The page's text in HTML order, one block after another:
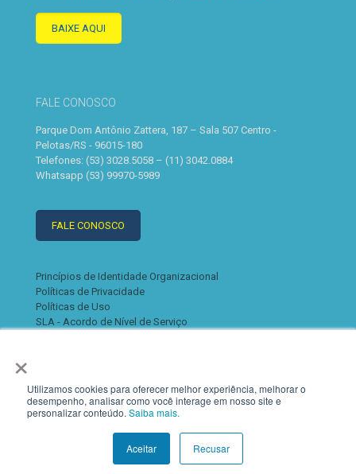
×
Utilizamos cookies para oferecer melhor experiência, melhorar o
desempenho, analisar como você interage em nosso site e
personalizar conteúdo. Saiba mais.
Aceitar Recusar
BAIXE AQUI
FALE CONOSCO
Parque Dom Antônio Zattera, 187 – Sala 507 Centro -
Pelotas/RS - 96015-180
Telefones: (53) 3028.5058 – (11) 3042.0884
Whatsapp (53) 99970-5989
FALE CONOSCO
Princípios de Identidade Organizacional
Políticas de Privacidade
Políticas de Uso
SLA - Acordo de Nível de Serviço